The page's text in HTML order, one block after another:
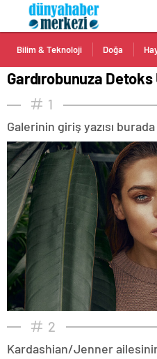
Bilim & Teknoloji Doğa
Gardırobunuza Detoks
1
Galerinin giriş yazısı
2
Kardashian/Jenner